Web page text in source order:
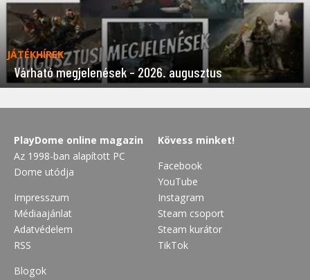
JÁTÉKHÍREK
Várható megjelenések – 2026. augusztus
PlayDome online magazin
Az 1998-ban alapított PC
Dome utódja
Impresszum
Médiaajánlat
Adatvédelem
RSS
Blogok
Kövess minket!
Facebook
YouTube
Instagram
Steam csoport
Steam kurátor
TikTok